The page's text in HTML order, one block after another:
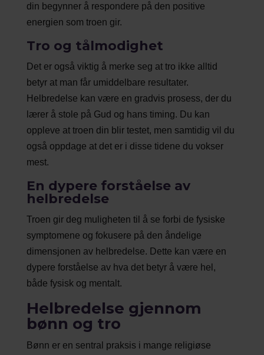
din begynner å respondere på den positive
energien som troen gir.
Tro og tålmodighet
Det er også viktig å merke seg at tro ikke alltid
betyr at man får umiddelbare resultater.
Helbredelse kan være en gradvis prosess, der du
lærer å stole på Gud og hans timing. Du kan
oppleve at troen din blir testet, men samtidig vil du
også oppdage at det er i disse tidene du vokser
mest.
En dypere forståelse av
helbredelse
Troen gir deg muligheten til å se forbi de fysiske
symptomene og fokusere på den åndelige
dimensjonen av helbredelse. Dette kan være en
dypere forståelse av hva det betyr å være hel,
både fysisk og mentalt.
Helbredelse gjennom
bønn og tro
Bønn er en sentral praksis i mange religiøse